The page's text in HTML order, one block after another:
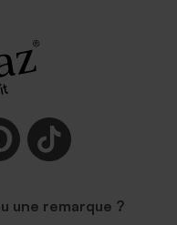
une remarque ?